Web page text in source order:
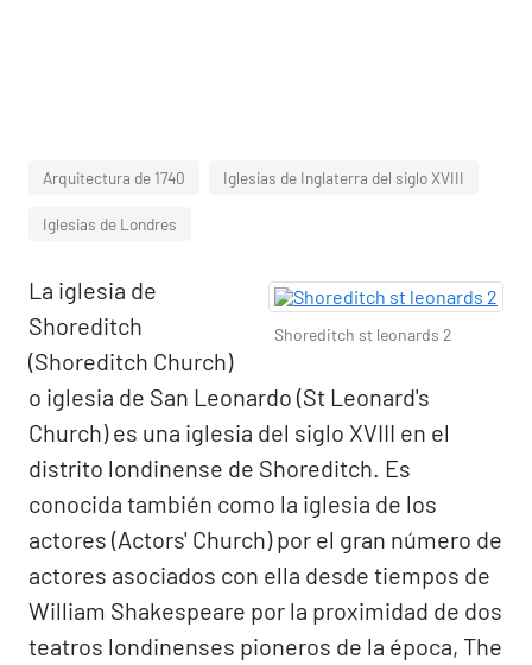
Arquitectura de 1740 Iglesias de Inglaterra del siglo XVIII
Iglesias de Londres
Shoreditch st leonards 2
La iglesia de
Shoreditch
(Shoreditch Church)
o iglesia de San Leonardo (St Leonard's
Church) es una iglesia del siglo XVIII en el
distrito londinense de Shoreditch. Es
conocida también como la iglesia de los
actores (Actors' Church) por el gran número de
actores asociados con ella desde tiempos de
William Shakespeare por la proximidad de dos
teatros londinenses pioneros de la época, The